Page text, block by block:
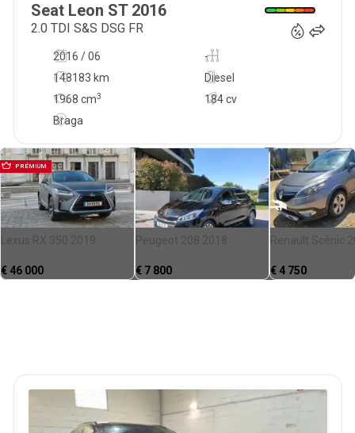
Seat Leon ST 2016
2.0 TDI S&S DSG FR
2016 / 06
-
148183 km
184 cv
Diesel
1968 cm3
Braga
PRÉMIUM
Lexus RX 350 2019
€ 46 000
Peugeot 208 2018
€ 7 800
Renault Scénic
€ 4 750